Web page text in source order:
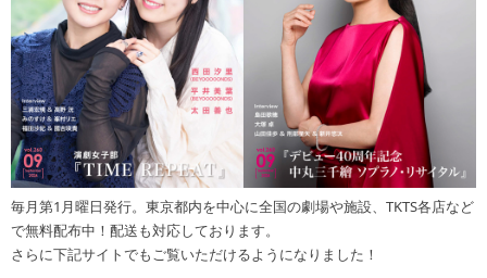
毎月第1月曜日発行。東京都内を中心に全国の劇場や施設、TKTS各店など
で無料配布中！配送も対応しております。
さらに下記サイトでもご覧いただけるようになりました！